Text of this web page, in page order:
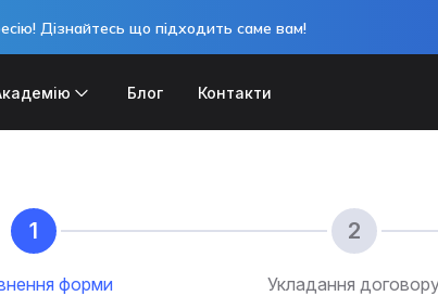
Дізнайтесь що підходить саме вам!
Блог Контакти
форми Укладання